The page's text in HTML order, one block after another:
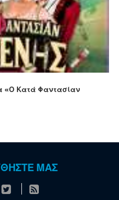
«Ο Κατά Φαντασίαν
ΜΑΣ